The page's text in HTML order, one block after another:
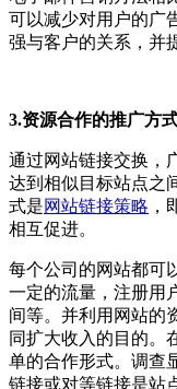
可以减少对用户的广
强与客户的关系，并
3.资源合作的推广方
通过网站链接交换，
达到相似目标站点之
式是网站链接策略 ，
相互促进。
每个公司的网站都可
一定的流量，注册用
间等。并利用网站的
同扩大收入的目的。
单的合作形式。调查
链接或对等链接是站